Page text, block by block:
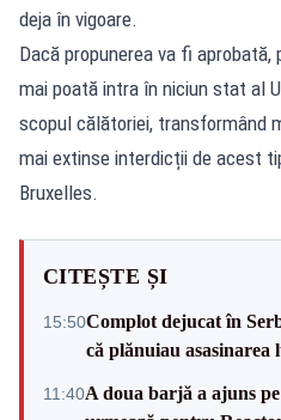
deja în vigoare.
Dacă propunerea va fi
mai poată intra în niciun stat al
scopul călătoriei, transformând
mai extinse interdicții de acest
Bruxelles.
CITEȘTE ȘI
15:50Complot dejucat în
că plănuiau asasinarea
11:40A doua barjă a ajuns